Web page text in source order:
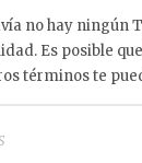
no hay ningún
Es posible
términos te